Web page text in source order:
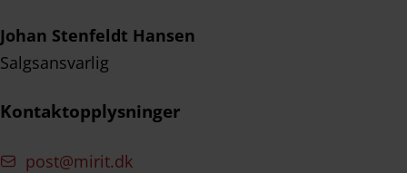
Johan Stenfeldt Hansen
Salgsansvarlig
Kontaktopplysninger
post@mirit.dk